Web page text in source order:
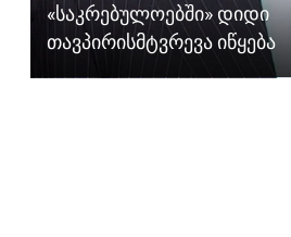
«საკრებულოებში» დიდი
თავპირისმტვრევა იწყება